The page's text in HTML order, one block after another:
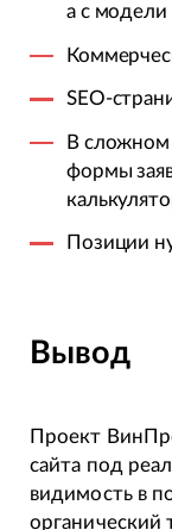
а с модели
SEO-
В сложном
формы
Позиции
Вывод
Проект
сайта под
видимость в
органический